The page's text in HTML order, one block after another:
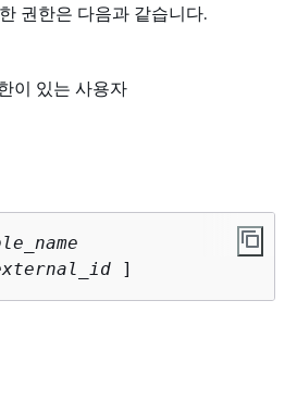
권한은 다음과 같습니다.
이 있는 사용자
]